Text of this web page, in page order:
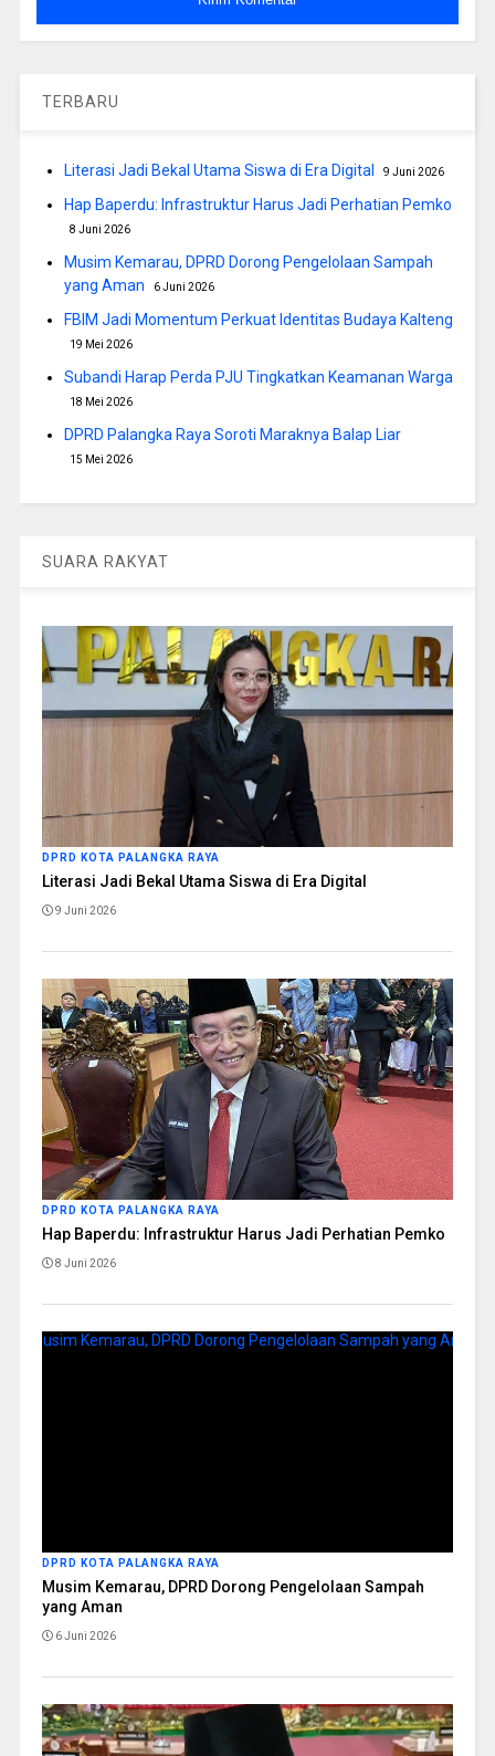
TERBARU
Literasi Jadi Bekal Utama Siswa di Era Digital 9 Juni 2026
Hap Baperdu: Infrastruktur Harus Jadi Perhatian Pemko
8 Juni 2026
Musim Kemarau, DPRD Dorong Pengelolaan Sampah
yang Aman
6 Juni 2026
FBIM Jadi Momentum Perkuat Identitas Budaya Kalteng
19 Mei 2026
Subandi Harap Perda PJU Tingkatkan Keamanan Warga
18 Mei 2026
DPRD Palangka Raya Soroti Maraknya Balap Liar
15 Mei 2026
SUARA RAKYAT
DPRD KOTA PALANGKA RAYA
Literasi Jadi Bekal Utama Siswa di Era Digital
9 Juni 2026
DPRD KOTA PALANGKA RAYA
Hap Baperdu: Infrastruktur Harus Jadi Perhatian Pemko
8 Juni 2026
DPRD KOTA PALANGKA RAYA
Musim Kemarau, DPRD Dorong Pengelolaan Sampah
yang Aman
6 Juni 2026